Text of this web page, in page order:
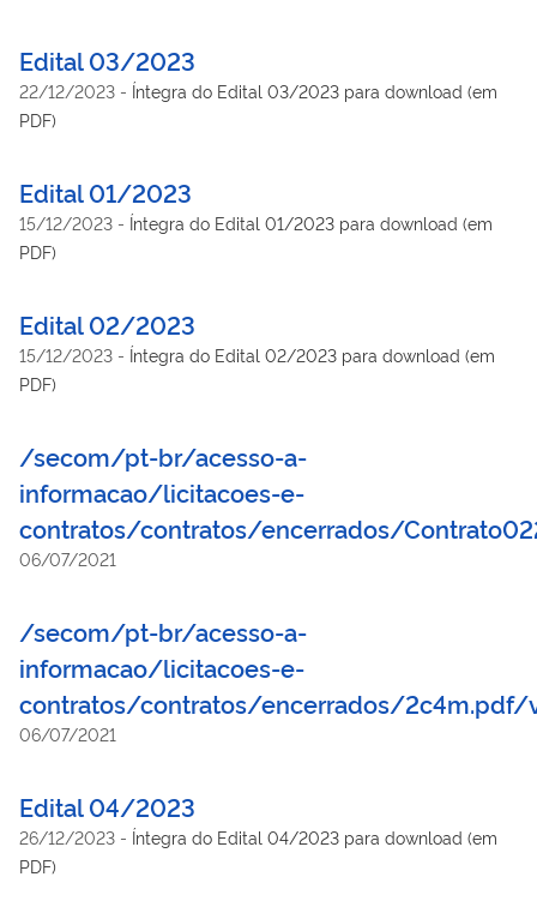
Edital 03/2023
22/12/2023 - Íntegra do Edital 03/2023 para download (em
PDF)
Edital 01/2023
15/12/2023 - Íntegra do Edital 01/2023 para download (em
PDF)
Edital 02/2023
15/12/2023 - Íntegra do Edital 02/2023 para download (em
PDF)
/secom/pt-br/acesso-a-
informacao/licitacoes-e-
contratos/contratos/encerrados/
06/07/2021
/secom/pt-br/acesso-a-
informacao/licitacoes-e-
contratos/contratos/encerrados/2c4m.pdf/
06/07/2021
Edital 04/2023
26/12/2023 - Íntegra do Edital 04/2023 para download (em
PDF)